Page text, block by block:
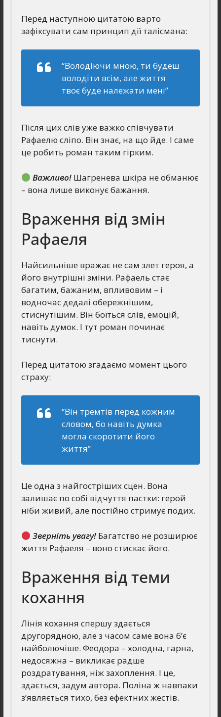
Перед наступною цитатою варто
зафіксувати сам принцип дії талісмана:
“Володіючи мною, ти будеш
володіти всім, але життя
твоє буде належати мені”
Після цих слів уже важко співчувати
Рафаелю сліпо. Він знає, на що йде. І саме
це робить роман таким гірким.
Важливо! Шагренева шкіра не обманює
– вона лише виконує бажання.
Враження від змін
Рафаеля
Найсильніше вражає не сам злет героя, а
його внутрішні зміни. Рафаель стає
багатим, бажаним, впливовим – і
водночас дедалі обережнішим,
стиснутішим. Він боїться слів, емоцій,
навіть думок. І тут роман починає
тиснути.
Перед цитатою згадаємо момент цього
страху:
“Він тремтів перед кожним
словом, бо навіть думка
могла скоротити його
життя”
Це одна з найгостріших сцен. Вона
залишає по собі відчуття пастки: герой
ніби живий, але постійно стримує подих.
Зверніть увагу! Багатство не розширює
життя Рафаеля – воно стискає його.
Враження від теми
кохання
Лінія кохання спершу здається
другорядною, але з часом саме вона б’є
найболючіше. Феодора – холодна, гарна,
недосяжна – викликає радше
роздратування, ніж захоплення. І це,
здається, задум автора. Поліна ж навпаки
з’являється тихо, без ефектних жестів.